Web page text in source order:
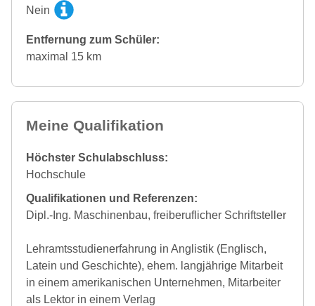
Nein
Entfernung zum Schüler:
maximal 15 km
Meine Qualifikation
Höchster Schulabschluss:
Hochschule
Qualifikationen und Referenzen:
Dipl.-Ing. Maschinenbau, freiberuflicher Schriftsteller
Lehramtsstudienerfahrung in Anglistik (Englisch,
Latein und Geschichte), ehem. langjährige Mitarbeit
in einem amerikanischen Unternehmen, Mitarbeiter
als Lektor in einem Verlag